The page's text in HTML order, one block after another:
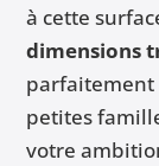
à cette
dimensions
parfaitement
petites
votre